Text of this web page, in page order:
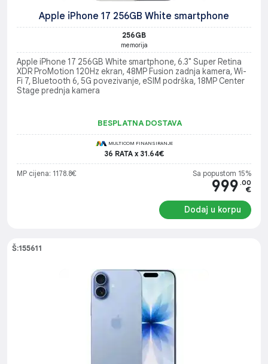
Apple iPhone 17 256GB White smartphone
256GB
memorija
Apple iPhone 17 256GB White smartphone, 6.3" Super Retina
XDR ProMotion 120Hz ekran, 48MP Fusion zadnja kamera, Wi-
Fi 7, Bluetooth 6, 5G povezivanje, eSIM podrška, 18MP Center
Stage prednja kamera
BESPLATNA DOSTAVA
MULTICOM FINANSIRANJE
36 RATA x 31.64€
MP cijena: 1178.8€ Sa popustom 15%
999 .00
€
Dodaj u korpu
Š:155611